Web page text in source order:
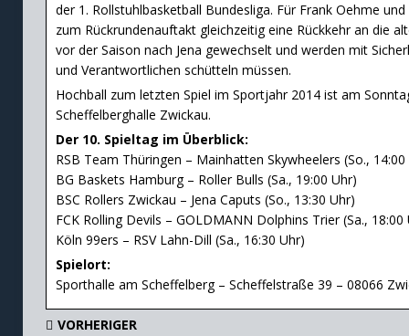
der 1. Rollstuhlbasketball Bundesliga. Für Frank Oehme
zum Rückrundenauftakt gleichzeitig eine Rückkehr an die
vor der Saison nach Jena gewechselt und werden mit
und Verantwortlichen schütteln müssen.
Hochball zum letzten Spiel im Sportjahr 2014 ist am
Scheffelberghalle Zwickau.
Der 10. Spieltag im Überblick:
RSB Team Thüringen – Mainhatten Skywheelers (So., 14:00
BG Baskets Hamburg – Roller Bulls (Sa., 19:00 Uhr)
BSC Rollers Zwickau – Jena Caputs (So., 13:30 Uhr)
FCK Rolling Devils – GOLDMANN Dolphins Trier (Sa., 18:00
Köln 99ers – RSV Lahn-Dill (Sa., 16:30 Uhr)
Spielort:
Sporthalle am Scheffelberg – Scheffelstraße 39 – 08066
VORHERIGER